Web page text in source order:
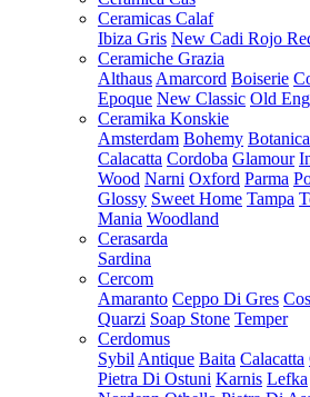
Ceramicas Calaf
Ibiza Gris New Cadi Rojo
Ceramiche Grazia
Althaus Amarcord Boiserie
Epoque New Classic Old
Ceramika Konskie
Amsterdam Bohemy Botanica
Calacatta Cordoba Glamour
Wood Narni Oxford Parma
Glossy Sweet Home Tampa
Mania Woodland
Cerasarda
Sardina
Cercom
Amaranto Ceppo Di Gres
Quarzi Soap Stone Temper
Cerdomus
Sybil Antique Baita Calacatta
Pietra Di Ostuni Karnis Lefka